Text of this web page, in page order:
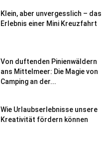
Klein, aber unvergesslich – das
Erlebnis einer Mini Kreuzfahrt
Von duftenden Pinienwäldern
ans Mittelmeer: Die Magie von
Camping an der...
Wie Urlaubserlebnisse unsere
Kreativität fördern können